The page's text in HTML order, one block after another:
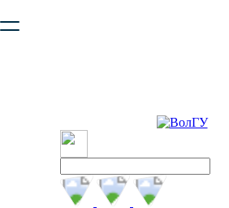
безопасную работу с сайтом.